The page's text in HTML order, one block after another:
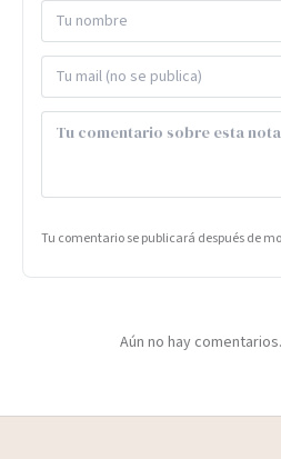
Tu comentario se publicará después de
Aún no hay